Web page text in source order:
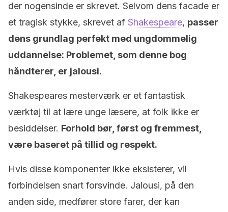
der nogensinde er skrevet. Selvom dens facade er
et tragisk stykke, skrevet af Shakespeare, passer
dens grundlag perfekt med ungdommelig
uddannelse: Problemet, som denne bog
håndterer, er jalousi.
Shakespeares mesterværk er et fantastisk
værktøj til at lære unge læsere, at folk ikke er
besiddelser. Forhold bør, først og fremmest,
være baseret på tillid og respekt.
Hvis disse komponenter ikke eksisterer, vil
forbindelsen snart forsvinde. Jalousi, på den
anden side, medfører store farer, der kan